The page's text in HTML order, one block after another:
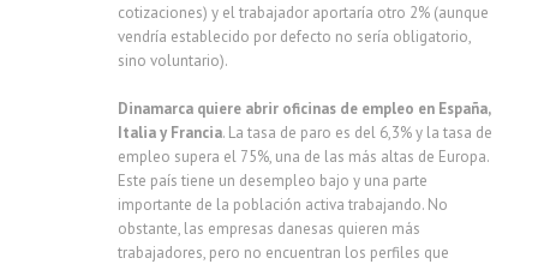
cotizaciones) y el trabajador aportaría otro 2% (aunque
vendría establecido por defecto no sería obligatorio,
sino voluntario).
Dinamarca quiere abrir oficinas de empleo en España,
Italia y Francia. La tasa de paro es del 6,3% y la tasa de
empleo supera el 75%, una de las más altas de Europa.
Este país tiene un desempleo bajo y una parte
importante de la población activa trabajando. No
obstante, las empresas danesas quieren más
trabajadores, pero no encuentran los perfiles que